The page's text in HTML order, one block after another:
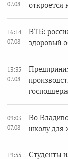
07.08
откроется
16:14
07.08
ВТБ:
здоровый
13:35
07.08
09:03
07.08
Во
школу для
19:55
Студенты